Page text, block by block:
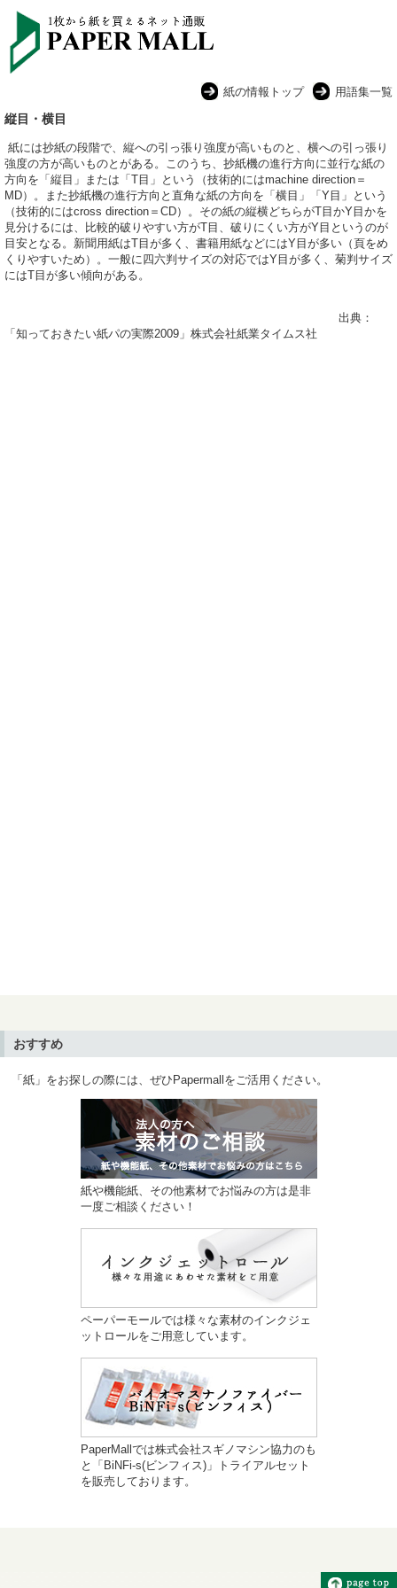
紙の情報トップ 用語集一覧
縦目・横目
紙には抄紙の段階で、縦への引っ張り強度が高いものと、横への引っ張り
強度の方が高いものとがある。このうち、抄紙機の進行方向に並行な紙の
方向を「縦目」または「T目」という（技術的にはmachine direction＝
MD）。また抄紙機の進行方向と直角な紙の方向を「横目」「Y目」という
（技術的にはcross direction＝CD）。その紙の縦横どちらがT目かY目かを
見分けるには、比較的破りやすい方がT目、破りにくい方がY目というのが
目安となる。新聞用紙はT目が多く、書籍用紙などにはY目が多い（頁をめ
くりやすいため）。一般に四六判サイズの対応ではY目が多く、菊判サイズ
にはT目が多い傾向がある。
出典：
「知っておきたい紙パの実際2009」株式会社紙業タイムス社
おすすめ
「紙」をお探しの際には、ぜひPapermallをご活用ください。
紙や機能紙、その他素材でお悩みの方は是非
一度ご相談ください！
ペーパーモールでは様々な素材のインクジェ
ットロールをご用意しています。
PaperMallでは株式会社スギノマシン協力のも
と「BiNFi-s(ビンフィス)」トライアルセット
を販売しております。